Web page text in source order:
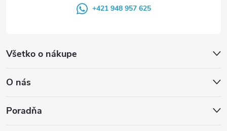
Všetko o nákupe
O nás
Poradňa
+421 948 957 625